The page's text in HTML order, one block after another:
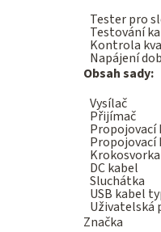
Tester pro
Testování
Kontrola
Napájení
Obsah sady:
Vysílač
Přijímač
Propojovací
Propojovací
Krokosvorka
DC kabel
Sluchátka
USB kabel
Uživatelská
Značka